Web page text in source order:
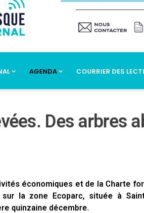
AGENDA COURRIER DES
Des arbres
économiques et de la Charte
la zone Ecoparc, située à
quinzaine décembre.